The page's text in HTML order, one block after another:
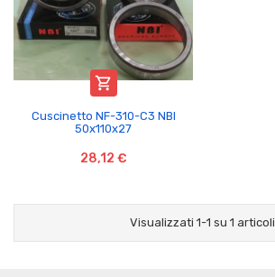

Cuscinetto NF-310-C3 NBI
50x110x27
28,12 €
Visualizzati 1-1 su 1 articoli